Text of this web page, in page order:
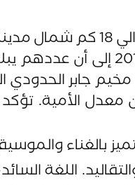
يقع مخيم جابر
جابر الحدودي
الأمية.
بالغناء
اللغة